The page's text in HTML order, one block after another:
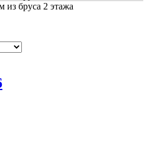
из бруса 2 этажа